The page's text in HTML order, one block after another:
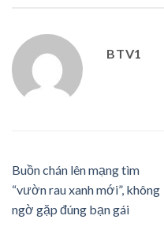
BTV1
Buồn chán lên mạng tìm
“vườn rau xanh mới”, không
ngờ gặp đúng bạn gái